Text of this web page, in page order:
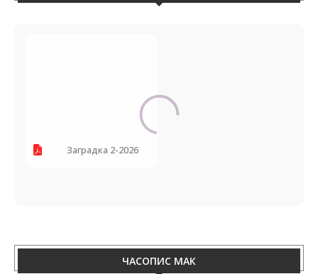
Заградка 2-2026
ЧАСОПИС МАК